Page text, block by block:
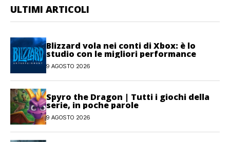
ULTIMI ARTICOLI
Blizzard vola nei conti di Xbox: è lo
studio con le migliori performance
9 AGOSTO 2026
Spyro the Dragon | Tutti i giochi della
serie, in poche parole
9 AGOSTO 2026